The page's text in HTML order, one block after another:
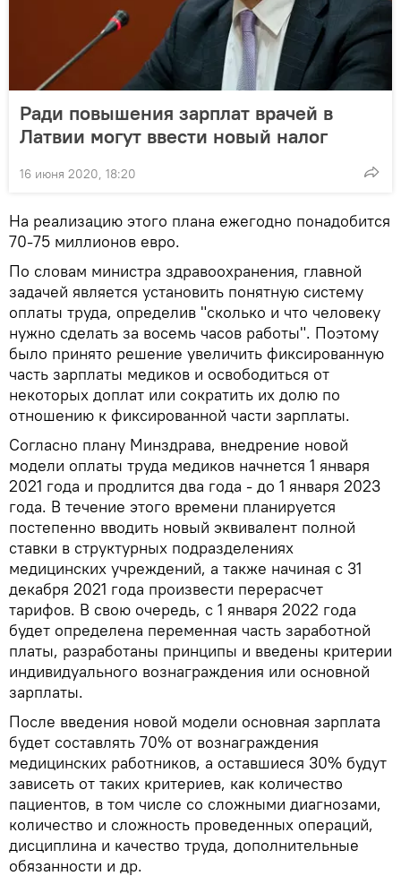
Ради повышения зарплат врачей в
Латвии могут ввести новый налог
16 июня 2020, 18:20
На реализацию этого плана ежегодно понадобится
70-75 миллионов евро.
По словам министра здравоохранения, главной
задачей является установить понятную систему
оплаты труда, определив "сколько и что человеку
нужно сделать за восемь часов работы". Поэтому
было принято решение увеличить фиксированную
часть зарплаты медиков и освободиться от
некоторых доплат или сократить их долю по
отношению к фиксированной части зарплаты.
Согласно плану Минздрава, внедрение новой
модели оплаты труда медиков начнется 1 января
2021 года и продлится два года - до 1 января 2023
года. В течение этого времени планируется
постепенно вводить новый эквивалент полной
ставки в структурных подразделениях
медицинских учреждений, а также начиная с 31
декабря 2021 года произвести перерасчет
тарифов. В свою очередь, с 1 января 2022 года
будет определена переменная часть заработной
платы, разработаны принципы и введены критерии
индивидуального вознаграждения или основной
зарплаты.
После введения новой модели основная зарплата
будет составлять 70% от вознаграждения
медицинских работников, а оставшиеся 30% будут
зависеть от таких критериев, как количество
пациентов, в том числе со сложными диагнозами,
количество и сложность проведенных операций,
дисциплина и качество труда, дополнительные
обязанности и др.